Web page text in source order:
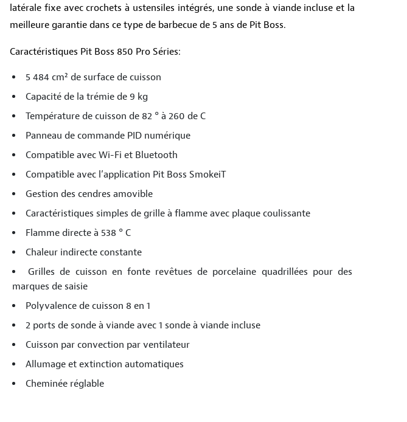
latérale fixe avec crochets à ustensiles intégrés, une sonde à viande incluse et la
meilleure garantie dans ce type de barbecue de 5 ans de Pit Boss.
Caractéristiques Pit Boss 850 Pro Séries:
5 484 cm² de surface de cuisson
Capacité de la trémie de 9 kg
Température de cuisson de 82 ° à 260 de C
Panneau de commande PID numérique
Compatible avec Wi-Fi et Bluetooth
Compatible avec l’application Pit Boss SmokeiT
Gestion des cendres amovible
Caractéristiques simples de grille à flamme avec plaque coulissante
Flamme directe à 538 ° C
Chaleur indirecte constante
Grilles de cuisson en fonte revêtues de porcelaine quadrillées pour des
marques de saisie
Polyvalence de cuisson 8 en 1
2 ports de sonde à viande avec 1 sonde à viande incluse
Cuisson par convection par ventilateur
Allumage et extinction automatiques
Cheminée réglable